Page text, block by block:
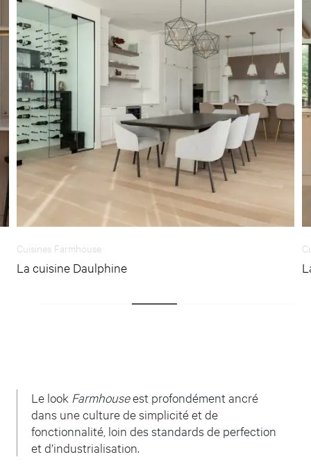
Cuisines Farmhouse
La cuisine Daulphine
Le look Farmhouseest profondément ancré
dans une culture de simplicité et de
fonctionnalité, loin des standards de perfection
et d’industrialisation.